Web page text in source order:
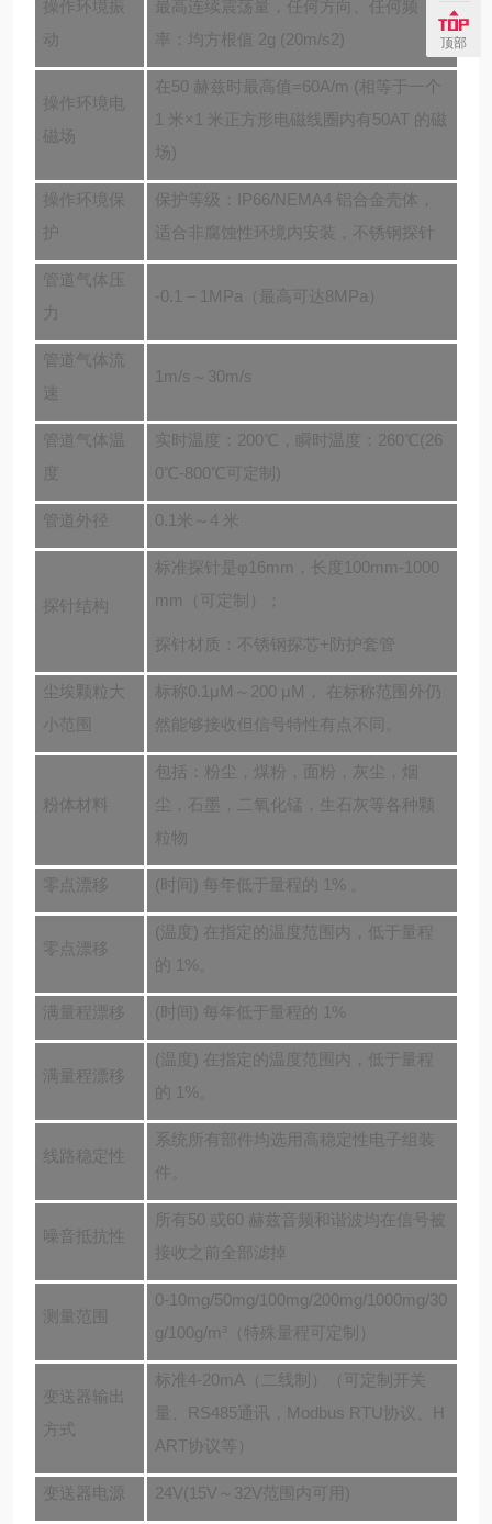
操作环境振
动
最高连续震荡量，任何方向、任何频
率：均方根值 2g (20m/s2)
操作环境电
磁场
在50 赫兹时最高值=60A/m (相等于一个
1 米×1 米正方形电磁线圈内有50AT 的磁
场)
操作环境保
护
保护等级：IP66/NEMA4 铝合金壳体，
适合非腐蚀性环境内安装，不锈钢探针
管道气体压
力
-0.1 – 1 MPa （最高可达8MPa ）
管道气体流
速
1m/s～30m/s
管道气体温
实时温度 ： 200℃，瞬时温度 ： 260℃(26
0℃-800℃可定制)
管道外径 0.1米～4 米
探针结构
标准探针是φ16mm，长度100mm-1000
mm
（ 可定制 ）；
探针材质：不锈钢探芯+防护套管
尘埃颗粒大
小范围
标称0.1μM～200 μM， 在标称范围外仍
然能够接收但信号特性有点不同。
粉体材料
包括：粉尘，煤粉，面粉，灰尘，烟
尘，石墨，二氧化锰，生石灰等各种颗
粒物
零点漂移 (时间) 每年低于量程的 1% 。
零点漂移
(温度) 在指定的温度范围内，低于量程
的 1%。
满量程漂移 (时间) 每年低于量程的 1%
满量程漂移
(温度) 在指定的温度范围内，低于量程
的 1%。
线路稳定性
系统所有部件均选用高稳定性电子组装
件。
噪音抵抗性
所有50 或60 赫兹音频和谐波均在信号被
接收之前全部滤掉
测量范围
0-10mg/50mg/100mg/200mg/1000mg/30
g/100g/m³（特殊量程可定制）
变送器输出
方式
标准 4-20mA（二线制） （ 可定制开关
RS485通讯，Modbus RTU协议
H
ART协议等 ）
变送器电源 24V(15V～32V范围内可用)
顶部